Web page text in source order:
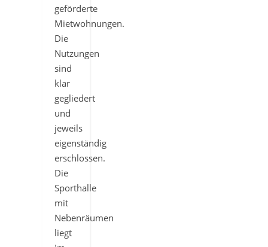
geförderte
Mietwohnungen.
Die
Nutzungen
sind
klar
gegliedert
und
jeweils
eigenständig
erschlossen.
Die
Sporthalle
mit
Nebenräumen
liegt